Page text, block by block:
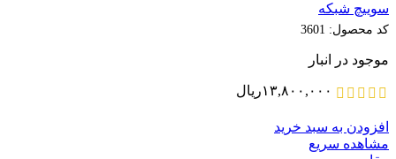
سوییچ شبکه
کد محصول: 3601
موجود در انبار
۱۳,۸۰۰,۰۰۰ریال
افزودن به سبد خرید
مشاهده سریع